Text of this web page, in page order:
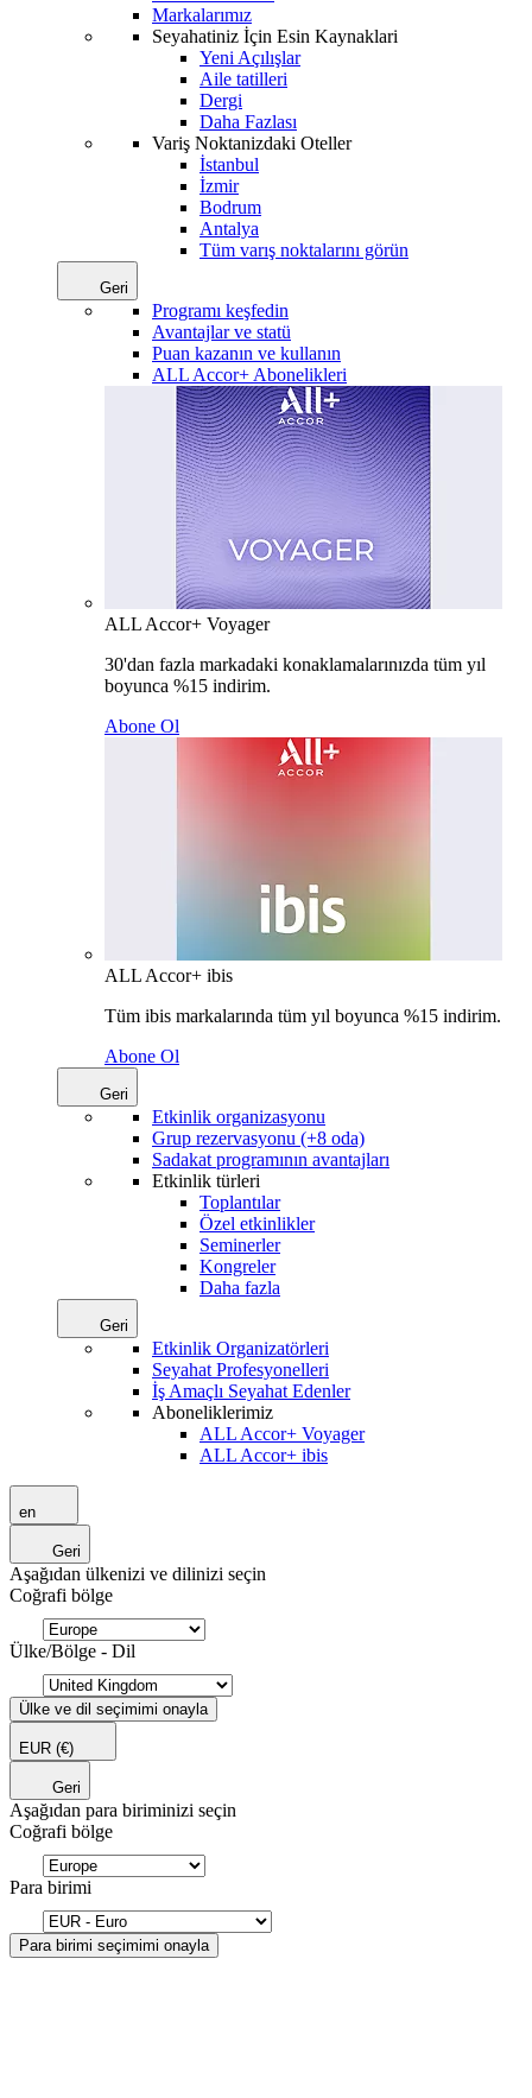
Markalarımız
Seyahatiniz İçin Esin Kaynaklari
Yeni Açılışlar
Aile tatilleri
Dergi
Daha Fazlası
Variş Noktanizdaki Oteller
İstanbul
İzmir
Bodrum
Antalya
Tüm varış noktalarını görün
Geri
Programı keşfedin
Avantajlar ve statü
Puan kazanın ve kullanın
ALL Accor+ Abonelikleri
ALL Accor+ Voyager
30'dan fazla markadaki konaklamalarınızda tüm yıl
boyunca %15 indirim.
Abone Ol
ALL Accor+ ibis
Tüm ibis markalarında tüm yıl boyunca %15 indirim.
Abone Ol
Geri
Etkinlik organizasyonu
Grup rezervasyonu (+8 oda)
Sadakat programının avantajları
Etkinlik türleri
Toplantılar
Özel etkinlikler
Seminerler
Kongreler
Daha fazla
Geri
Etkinlik Organizatörleri
Seyahat Profesyonelleri
İş Amaçlı Seyahat Edenler
Aboneliklerimiz
ALL Accor+ Voyager
ALL Accor+ ibis
en
Geri
Aşağıdan ülkenizi ve dilinizi seçin
Coğrafi bölge
Ülke/Bölge - Dil
Ülke ve dil seçimimi onayla
EUR (€)
Geri
Aşağıdan para biriminizi seçin
Coğrafi bölge
Para birimi
Para birimi seçimimi onayla